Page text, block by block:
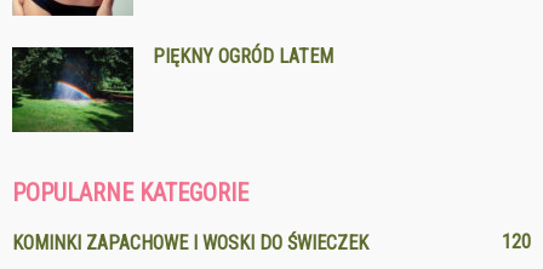
PIĘKNY OGRÓD LATEM
POPULARNE KATEGORIE
KOMINKI ZAPACHOWE I WOSKI DO ŚWIECZEK
120